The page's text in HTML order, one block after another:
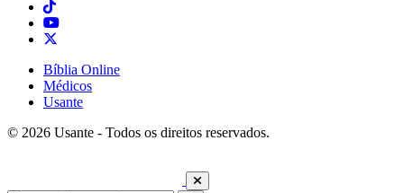
Bíblia Online
Médicos
Usante
© 2026 Usante - Todos os direitos reservados.